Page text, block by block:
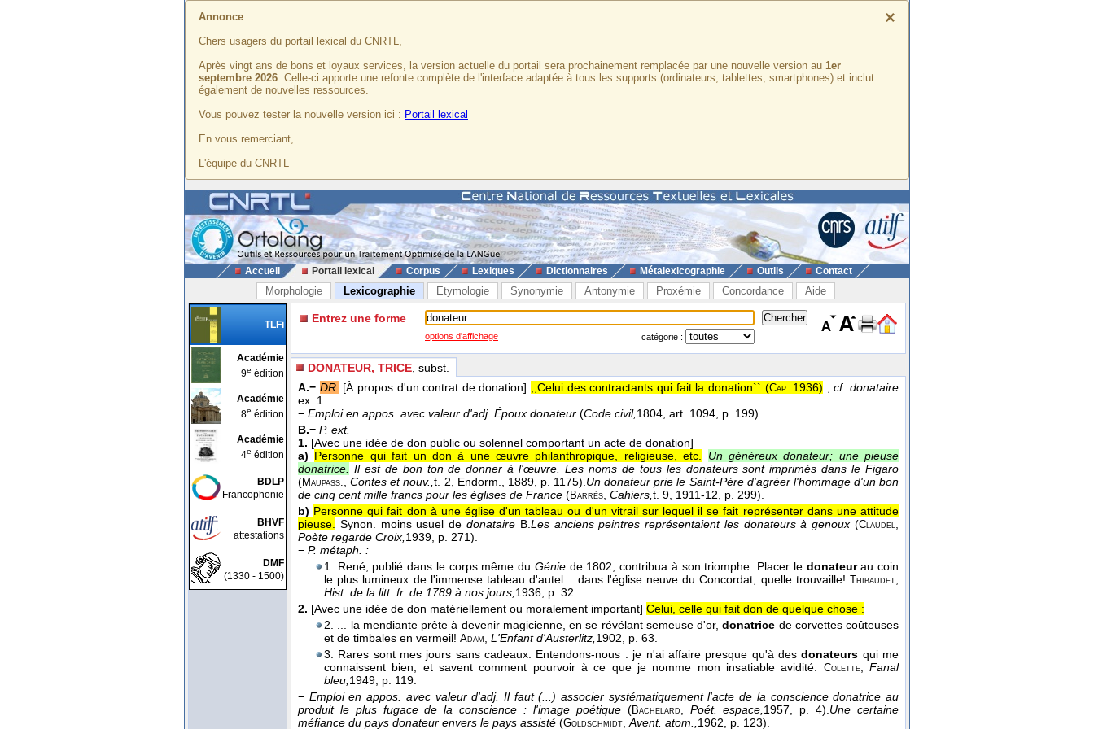
×
Annonce
Chers usagers du portail lexical du CNRTL,
Après vingt ans de bons et loyaux services, la version actuelle du portail sera prochainement remplacée par une nouvelle version au 1er
septembre 2026. Celle-ci apporte une refonte complète de l'interface adaptée à tous les supports (ordinateurs, tablettes, smartphones) et inclut
également de nouvelles ressources.
Vous pouvez tester la nouvelle version ici : Portail lexical
En vous remerciant,
L'équipe du CNRTL
Accueil Portail lexical Corpus Lexiques Dictionnaires Métalexicographie Outils Contact
Morphologie Lexicographie Etymologie Synonymie Antonymie Proxémie Concordance Aide
TLFi
Académie
9e édition
Académie
8e édition
Académie
4e édition
BDLP
Francophonie
BHVF
attestations
DMF
(1330 - 1500)
Entrez une forme
options d'affichage catégorie :
DONATEUR, TRICE , subst.
A.− DR. [À propos d'un contrat de donation] ,,Celui des contractants qui fait la donation`` (Cap. 1936) ;cf. donataire
ex. 1.
− Emploi en appos. avec valeur d'adj. Époux donateur (Code civil,1804, art. 1094, p. 199).
B.− P. ext.
1. [Avec une idée de don public ou solennel comportant un acte de donation]
a) Personne qui fait un don à une œuvre philanthropique, religieuse, etc.
Un généreux donateur; une pieuse
donatrice. Il est de bon ton de donner à l'œuvre. Les noms de tous les donateurs sont imprimés dans le Figaro
(Maupass.,Contes et nouv.,t. 2, Endorm., 1889, p. 1175).Un donateur prie le Saint-Père d'agréer l'hommage d'un bon
de cinq cent mille francs pour les églises de France (Barrès, Cahiers,t. 9, 1911-12, p. 299).
b) Personne qui fait don à une église d'un tableau ou d'un vitrail sur lequel il se fait représenter dans une attitude
pieuse. Synon. moins usuel de donataireB.Les anciens peintres représentaient les donateurs à genoux(Claudel,
Poète regarde Croix,1939, p. 271).
− P. métaph. :
1. René, publié dans le corps même du Géniede 1802, contribua à son triomphe. Placer le donateurau coin
le plus lumineux de l'immense tableau d'autel... dans l'église neuve du Concordat, quelle trouvaille!
Thibaudet,
Hist. de la litt. fr. de 1789 à nos jours,1936, p. 32.
2. [Avec une idée de don matériellement ou moralement important] Celui, celle qui fait don de quelque chose :
2. ... la mendiante prête à devenir magicienne, en se révélant semeuse d'or,donatrice de corvettes coûteuses
et de timbales en vermeil! Adam, L'Enfant d'Austerlitz,1902, p. 63.
3. Rares sont mes jours sans cadeaux. Entendons-nous : je n'ai affaire presque qu'à desdonateurs qui me
connaissent bien, et savent comment pourvoir à ce que je nomme mon insatiable avidité. Colette,Fanal
bleu,1949, p. 119.
− Emploi en appos. avec valeur d'adj. Il faut (...) associer systématiquement l'acte de la conscience donatrice au
produit le plus fugace de la conscience : l'image poétique (Bachelard, Poét. espace,1957, p. 4).Une certaine
méfiance du pays donateur envers le pays assisté (Goldschmidt,Avent. atom.,1962, p. 123).